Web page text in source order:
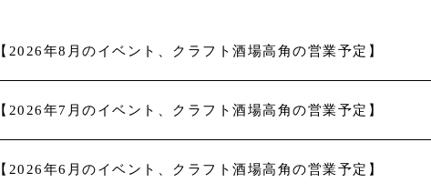
【2026年8月のイベント、クラフト酒場高角の営業予定】
【2026年7月のイベント、クラフト酒場高角の営業予定】
【2026年6月のイベント、クラフト酒場高角の営業予定】